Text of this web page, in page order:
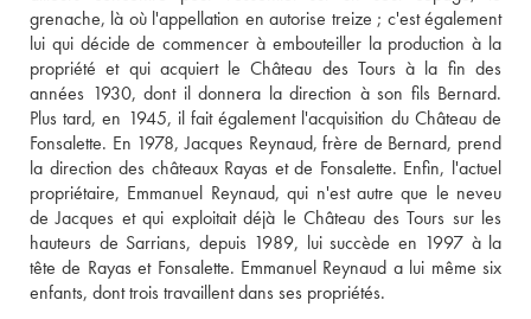
grenache, là où l'appellation en autorise treize ; c'est également
lui qui décide de commencer à embouteiller la production à la
propriété et qui acquiert le Château des Tours à la fin des
années 1930, dont il donnera la direction à son fils Bernard.
Plus tard, en 1945, il fait également l'acquisition du Château de
Fonsalette. En 1978, Jacques Reynaud, frère de Bernard, prend
la direction des châteaux Rayas et de Fonsalette. Enfin, l'actuel
propriétaire, Emmanuel Reynaud, qui n'est autre que le neveu
de Jacques et qui exploitait déjà le Château des Tours sur les
hauteurs de Sarrians, depuis 1989, lui succède en 1997 à la
tête de Rayas et Fonsalette. Emmanuel Reynaud a lui même six
enfants, dont trois travaillent dans ses propriétés.